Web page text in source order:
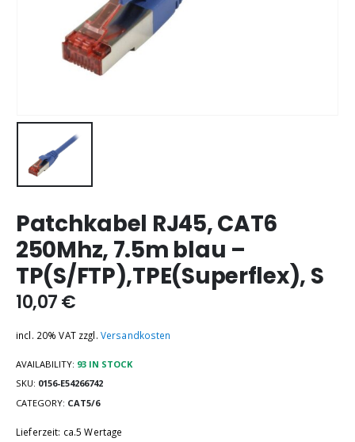
Patchkabel RJ45, CAT6
250Mhz, 7.5m blau –
TP(S/FTP),TPE(Superflex), S
10,07€
incl. 20% VAT zzgl. Versandkosten
AVAILABILITY: 93 IN STOCK
SKU: 0156-E54266742
CATEGORY: CAT5/6
Lieferzeit: ca.5 Wertage